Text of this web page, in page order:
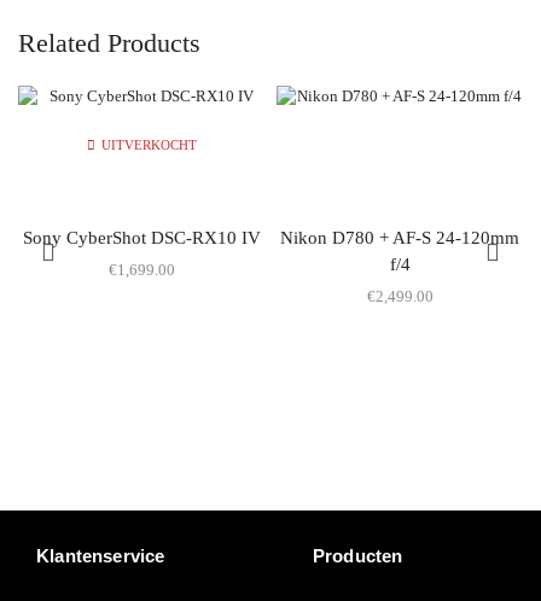
Related Products
UITVERKOCHT
Sony CyberShot DSC-RX10 IV
€1,699.00
Nikon D780 + AF-S 24-120mm
f/4
€2,499.00
Klantenservice Producten